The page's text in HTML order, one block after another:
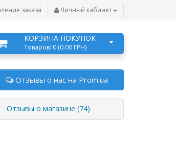
заказа Личный кабинет
КОРЗИНА ПОКУПОК
Товаров: 0 (0.00 ГРН)
Отзывы о нас на Prom.ua
Отзывы о магазине (74)